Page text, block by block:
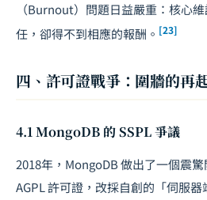
（Burnout）問題日益嚴重：核心
任，卻得不到相應的報酬。 [23]
四、許可證戰爭：圍牆的再
4.1 MongoDB 的 SSPL 爭議
2018年，MongoDB 做出了一個震
AGPL 許可證，改採自創的「伺服